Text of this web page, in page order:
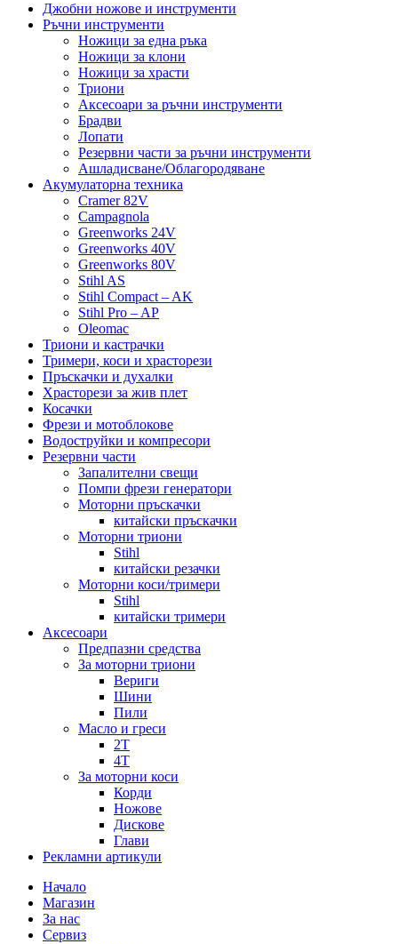
Джобни ножове и инструменти
Ръчни инструменти
Ножици за една ръка
Ножици за клони
Ножици за храсти
Триони
Аксесоари за ръчни инструменти
Брадви
Лопати
Резервни части за ръчни инструменти
Ашладисване/Облагородяване
Акумулаторна техника
Cramer 82V
Campagnola
Greenworks 24V
Greenworks 40V
Greenworks 80V
Stihl AS
Stihl Compact – AK
Stihl Pro – AP
Oleomac
Триони и кастрачки
Тримери, коси и храсторези
Пръскачки и духалки
Храсторези за жив плет
Косачки
Фрези и мотоблокове
Водоструйки и компресори
Резервни части
Запалителни свещи
Помпи фрези генератори
Моторни пръскачки
китайски пръскачки
Моторни триони
Stihl
китайски резачки
Моторни коси/тримери
Stihl
китайски тримери
Аксесоари
Предпазни средства
За моторни триони
Вериги
Шини
Пили
Масло и греси
2Т
4Т
За моторни коси
Корди
Ножове
Дискове
Глави
Рекламни артикули
Начало
Магазин
За нас
Сервиз